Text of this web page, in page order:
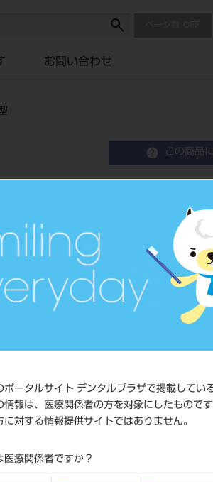
ポータルサイト デンタルプラザで掲載してい
情報は、医療関係者の方を対象にしたものです
に対する情報提供サイトではありません。
医療関係者ですか？
お問い合わせ
この商品
NC ベラシ
Resin Anterior Teeth
硬質レジン歯
品目コード
JAN/EANコード
メーカー
ジ